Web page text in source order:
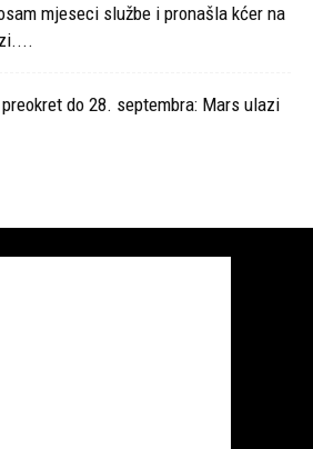
mjeseci službe i pronašla kćer na
do 28. septembra: Mars ulazi